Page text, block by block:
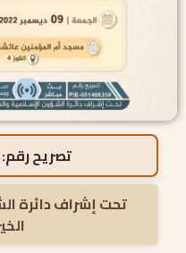
تصريح رقم:
تحت إشراف دائرة